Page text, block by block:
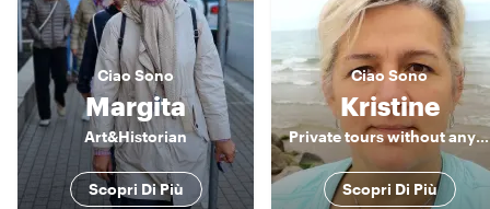
CiaoSono
Margita
Art&Historian
Scopri Di Più
Ciao Sono
Kristine
Private tours without any haste
Scopri Di Più